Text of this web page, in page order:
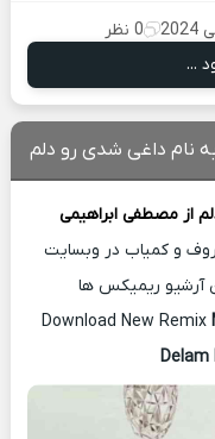
0 نظر
...
نام داغی شدی رو دلم
از مصطفی ابراهیمی
و کمیاب در وبسایت
آرشیو ریمیکس ها
Download New Remix
Delam